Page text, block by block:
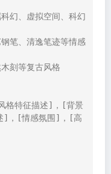
幻、虚拟空间、科幻
笔、清逸笔迹等情感
刻等复古风格
格特征描述]，[背景
]，[情感氛围]，[高